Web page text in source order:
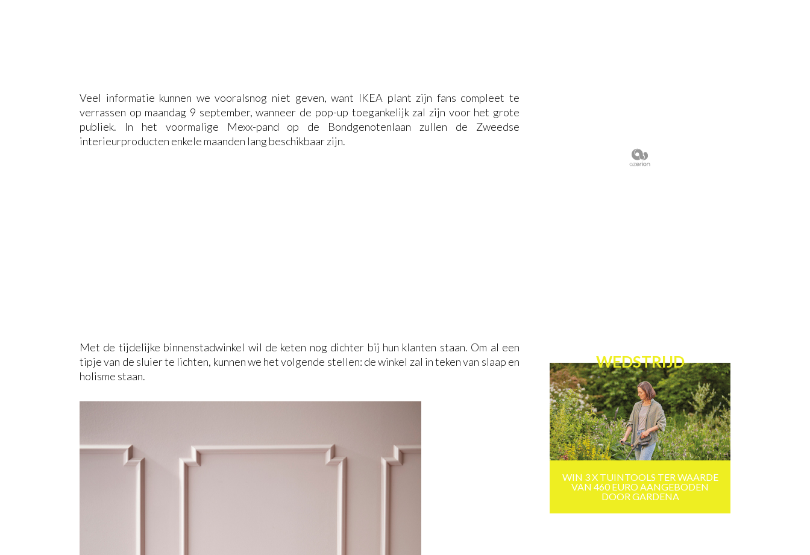
Veel informatie kunnen we vooralsnog niet geven, want IKEA plant zijn fans compleet te
verrassen op maandag 9 september, wanneer de pop-up toegankelijk zal zijn voor het grote
publiek. In het voormalige Mexx-pand op de Bondgenotenlaan zullen de Zweedse
interieurproducten enkele maanden lang beschikbaar zijn.
Met de tijdelijke binnenstadwinkel wil de keten nog dichter bij hun klanten staan. Om al een
tipje van de sluier te lichten, kunnen we het volgende stellen: de winkel zal in teken van slaap en
holisme staan.
WEDSTRIJD
WIN 3 X TUINTOOLS TER WAARDE
VAN 460 EURO AANGEBODEN
DOOR GARDENA